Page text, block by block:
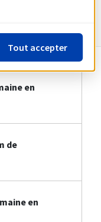
en
de
en
Tout accepter